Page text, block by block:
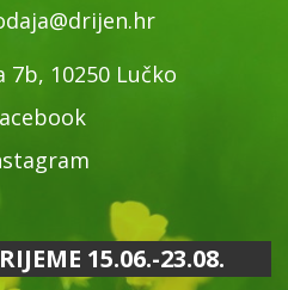
7b, 10250 Lučko
15.06.-23.08.